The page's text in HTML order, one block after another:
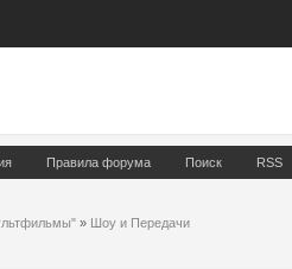
Правила форума Поиск RSS
» Шоу и Передачи